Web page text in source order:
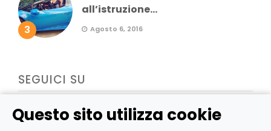
Questo sito utilizza cookie
3
all’istruzione...
Agosto 6, 2016
SEGUICI SU